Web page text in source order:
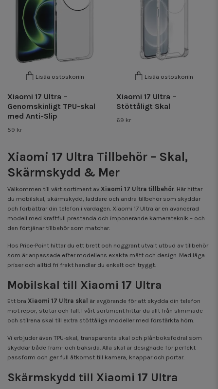
Lisää ostoskoriin
Xiaomi 17 Ultra –
Genomskinligt TPU-skal
med Anti-Slip
59 kr
Lisää ostoskoriin
Xiaomi 17 Ultra –
Stöttåligt Skal
69 kr
Xiaomi 17 Ultra Tillbehör – Skal,
Skärmskydd & Mer
Välkommen till vårt sortiment av Xiaomi 17 Ultra tillbehör. Här hittar
du mobilskal, skärmskydd, laddare och andra tillbehör som skyddar
och förbättrar din telefon i vardagen. Xiaomi 17 Ultra är en avancerad
modell med kraftfull prestanda och imponerande kamerateknik – och
den förtjänar tillbehör som matchar.
Hos Price-Point hittar du ett brett och noggrant utvalt utbud av tillbehör
som är anpassade efter modellens exakta mått och design. Med låga
priser och alltid fri frakt handlar du enkelt och tryggt.
Mobilskal till Xiaomi 17 Ultra
Ett bra Xiaomi 17 Ultra skal är avgörande för att skydda din telefon
mot repor, stötar och fall. I vårt sortiment hittar du allt från slimmade
och stilrena skal till extra stöttåliga modeller med förstärkta hörn.
Vi erbjuder även TPU-skal, transparenta skal och plånboksfodral som
skyddar både fram- och baksida. Alla skal är designade för perfekt
passform och ger full åtkomst till kamera, knappar och portar.
Skärmskydd till Xiaomi 17 Ultra